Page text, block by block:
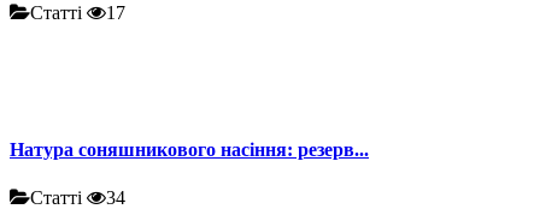
Статті 17
Натура соняшникового насіння: резерв...
Статті 34